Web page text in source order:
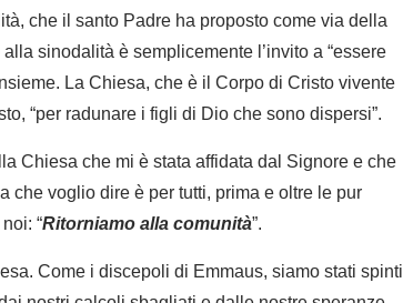
che il santo Padre ha proposto come via della
sinodalità è semplicemente l’invito a “essere
La Chiesa, che è il Corpo di Cristo vivente
“per radunare i figli di Dio che sono dispersi”.
Chiesa che mi è stata affidata dal Signore e che
voglio dire è per tutti, prima e oltre le pur
“Ritorniamo alla comunità”.
Come i discepoli di Emmaus, siamo stati spinti